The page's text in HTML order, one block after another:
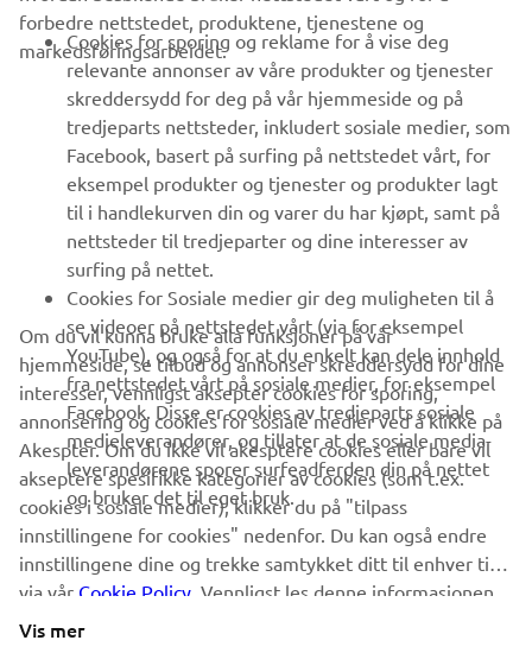
B2B
UTFORSK YAMAHA
FAQ & SUPPORT
NYHETSBREV
Vær den første til å lære om de siste tilbudene, spesielle
arrangementer, nye utgivelser og mye mer
ABONNER
Les vår personvernerklæring for å lære hvordan vi behandler dine
personopplysninger: Retningslinjer for Personvern
Norway (Norwegian)
forbedre nettstedet, produktene, tjenestene og
markedsføringsarbeidet.
Cookies for sporing og reklame for å vise deg
relevante annonser av våre produkter og tjenester
skreddersydd for deg på vår hjemmeside og på
tredjeparts nettsteder, inkludert sosiale medier, som
Facebook, basert på surfing på nettstedet vårt, for
eksempel produkter og tjenester og produkter lagt
til i handlekurven din og varer du har kjøpt, samt på
nettsteder til tredjeparter og dine interesser av
surfing på nettet.
Cookies for Sosiale medier gir deg muligheten til å
se videoer på nettstedet vårt (via for eksempel
YouTube), og også for at du enkelt kan dele innhold
fra nettstedet vårt på sosiale medier, for eksempel
Facebook. Disse er cookies av tredjeparts sosiale
medieleverandører, og tillater at de sosiale media-
leverandørene sporer surfeadferden din på nettet
og bruker det til eget bruk.
Om du vil kunna bruke alla funksjoner på vår
hjemmeside, se tilbud og annonser skreddersydd for dine
interesser, vennligst aksepter cookies for sporing,
annonsering og cookies for sosiale medier ved å klikke på
Akespter. Om du ikke vil akesptere cookies eller bare vil
akseptere spesifikke kategorier av cookies (som t.ex.
cookies i sosiale medier), klikker du på "tilpass
innstillingene for cookies" nedenfor. Du kan også endre
innstillingene dine og trekke samtykket ditt til enhver tid
via vår Cookie Policy . Vennligst les denne informasjonen
bruker dem.
Vis mer